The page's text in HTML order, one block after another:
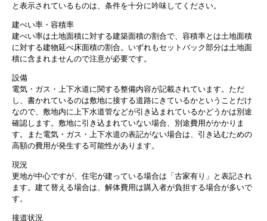
と表示されているものは、条件を十分に吟味してください。
建ぺい率・容積率
建ぺい率は土地面積に対する建築面積の割合で、容積率とは土地面積
に対する建物延べ床面積の割合。いずれもセットバック部分は土地面
積に含まれませんので注意が必要です。
設備
電気・ガス・上下水道に関する整備内容が記載されています。ただ
し、書かれているのは敷地に接する道路にきているかということだけ
なので、敷地内に上下水道管などが引き込まれているかどうかは別途
確認します。敷地に引き込まれていない場合、別途費用がかかりま
す。また電気・ガス・上下水道の表記がない場合は、引き込むための
高額の費用が発生する可能性があります。
現況
更地が中心ですが、住宅が建っている場合は「古家有り」と表記され
ます。建て替える場合は、解体費用は購入者が負担する場合が多いで
す。
接道状況